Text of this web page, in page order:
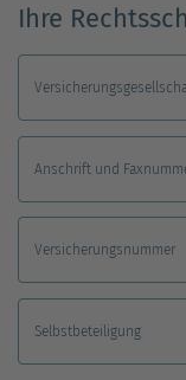
Ihre
Anschrift und
Versicherungsnummer
Selbstbeteiligung